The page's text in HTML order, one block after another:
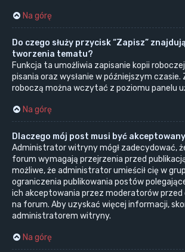
Na górę
Do czego służy przycisk “Zapisz”
tworzenia tematu?
Funkcja ta umożliwia zapisanie kopii
pisania oraz wysłanie w późniejszym czasie.
roboczą można wczytać z poziomu panelu
Na górę
Dlaczego mój post musi być
Administrator witryny mógł zadecydować,
forum wymagają przejrzenia przed
możliwe, że administrator umieścił cię w
ograniczenia publikowania postów
ich akceptowania przez moderatorów przed
na forum. Aby uzyskać więcej informacji,
administratorem witryny.
Na górę